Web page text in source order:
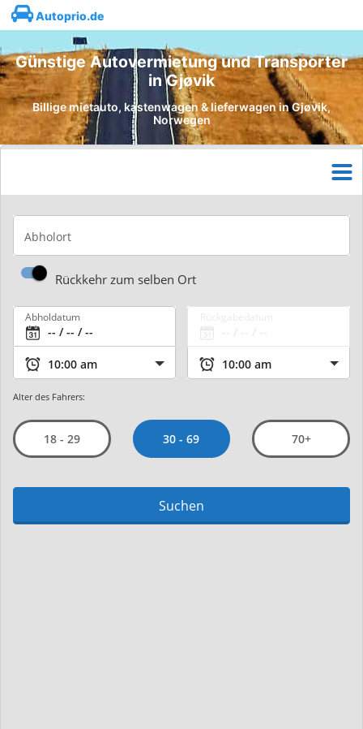
Autoprio.de
Günstige Autovermietung und Transporter
in Gjøvik
Billige mietauto, kastenwagen & lieferwagen in Gjøvik,
Norwegen
Abholort
Rückkehr zum selben Ort
Abholdatum
Alter des Fahrers:
18 - 29 30 - 69 70+
Suchen